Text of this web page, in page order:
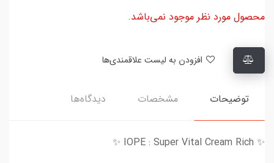
محصول مورد نظر موجود نمی‌باشد.
توضیحات مشخصات دیدگاه‌ها
✨ IOPE : Super Vital Cream Rich ✨